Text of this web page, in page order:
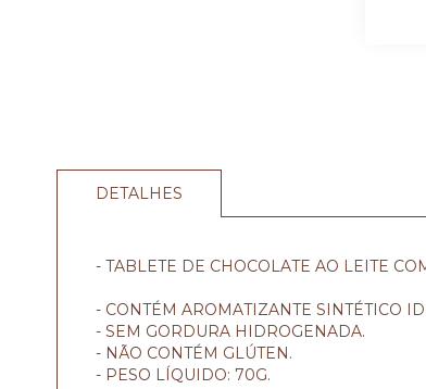
DETALHES
- TABLETE DE CHOCOLATE AO LEITE
- CONTÉM AROMATIZANTE SINTÉTICO
- SEM GORDURA HIDROGENADA.
- NÃO CONTÉM GLÚTEN.
- PESO LÍQUIDO: 70G.